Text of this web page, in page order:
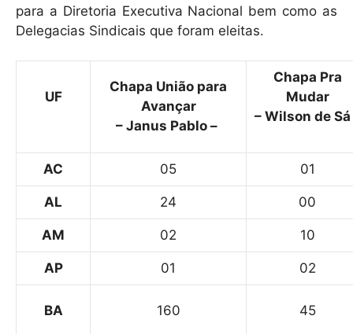
para a Diretoria Executiva Nacional bem como as
Delegacias Sindicais que foram eleitas.
UF
Chapa União para
Avançar
– Janus Pablo –
Chapa Pra
Mudar
– Wilson de Sá
AC 05 01
AL 24 00
AM 02 10
AP 01 02
BA 160 45